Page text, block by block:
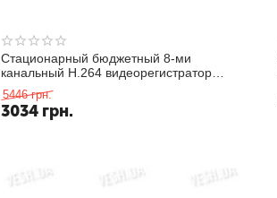
Стационарный бюджетный 8-ми
канальный H.264 видеорегистратор
realtime (2СH D1, 6CH CIF) 1 аудиовход,
VGA, сеть, PTZ, USB, мышь (модель
3608TW)
5446 грн.
3034 грн.